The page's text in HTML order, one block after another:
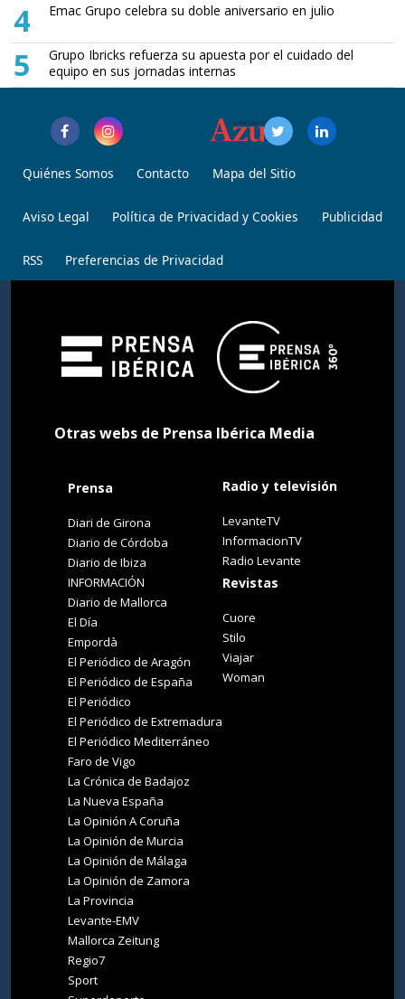
4 Emac Grupo celebra su doble aniversario en julio
5
Grupo Ibricks refuerza su apuesta por el cuidado del
equipo en sus jornadas internas
Quiénes Somos Contacto Mapa del Sitio
Aviso Legal Política de Privacidad y Cookies Publicidad
RSS Preferencias de Privacidad
Otras webs de Prensa Ibérica Media
Prensa
Diari de Girona
Diario de Córdoba
Diario de Ibiza
INFORMACIÓN
Diario de Mallorca
El Día
Empordà
El Periódico de Aragón
El Periódico de España
El Periódico
El Periódico de Extremadura
El Periódico Mediterráneo
Faro de Vigo
La Crónica de Badajoz
La Nueva España
La Opinión A Coruña
La Opinión de Murcia
La Opinión de Málaga
La Opinión de Zamora
La Provincia
Levante-EMV
Mallorca Zeitung
Regio7
Sport
Radio y televisión
LevanteTV
InformacionTV
Radio Levante
Revistas
Cuore
Stilo
Viajar
Woman